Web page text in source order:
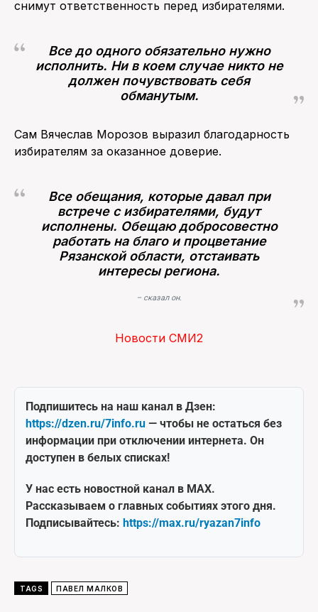
снимут ответственность перед избирателями.
Все до одного обязательно нужно
исполнить. Ни в коем случае никто не
должен почувствовать себя
обманутым.
Сам Вячеслав Морозов выразил благодарность
избирателям за оказанное доверие.
Все обещания, которые давал при
встрече с избирателями, будут
исполнены. Обещаю добросовестно
работать на благо и процветание
Рязанской области, отстаивать
интересы региона.
– сказал он.
Новости СМИ2
Подпишитесь на наш канал в Дзен:
https://dzen.ru/7info.ru — чтобы не остаться без
информации при отключении интернета. Он
доступен в белых списках!
У нас есть новостной канал в MAX.
Рассказываем о главных событиях этого дня.
Подписывайтесь: https://max.ru/ryazan7info
TAGS ПАВЕЛ МАЛКОВ